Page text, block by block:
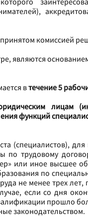
комиссией
являются
втечение 5
лицам
функций
(специалистов),
по трудовому
или иное высшее
по
не менее трех
если со дня
прошло
законодательством.